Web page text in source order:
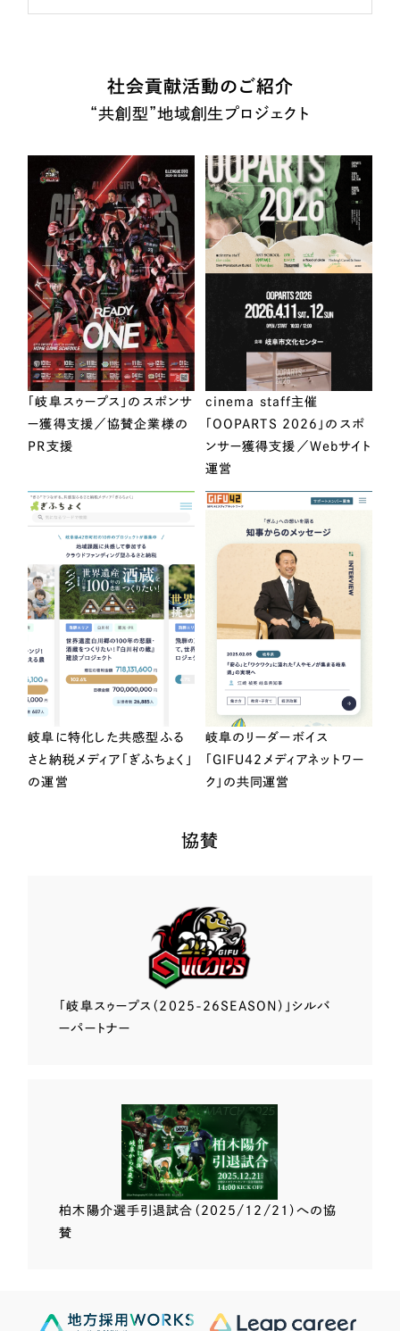
社会貢献活動のご紹介
“共創型”地域創生プロジェクト
「岐阜スゥープス」のスポンサ
ー獲得支援／協賛企業様の
PR支援
cinema staff主催
「OOPARTS 2026」のスポ
ンサー獲得支援／Webサイト
運営
岐阜に特化した共感型ふる
さと納税メディア「ぎふちょく」
の運営
岐阜のリーダーボイス
「GIFU42メディアネットワー
ク」の共同運営
協賛
「岐阜スゥープス （2025-26SEASON）」 シルバ
ーパートナー
柏木陽介選手引退試合（2025/12/21）への協
賛